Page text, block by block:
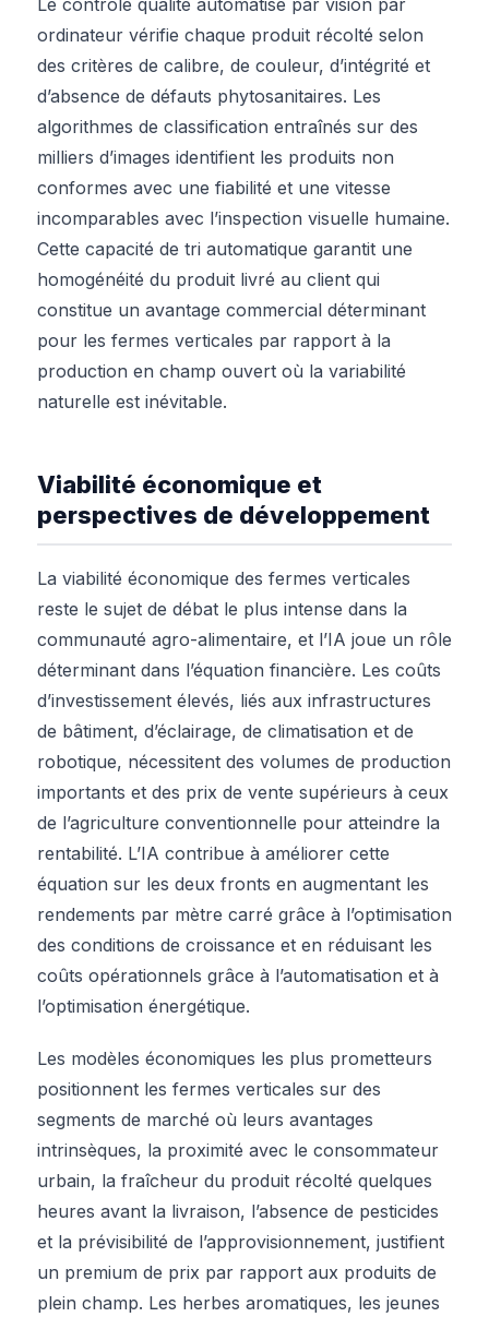
ordinateur vérifie chaque produit récolté selon
des critères de calibre, de couleur, d’intégrité et
d’absence de défauts phytosanitaires. Les
algorithmes de classification entraînés sur des
milliers d’images identifient les produits non
conformes avec une fiabilité et une vitesse
incomparables avec l’inspection visuelle humaine.
Cette capacité de tri automatique garantit une
homogénéité du produit livré au client qui
constitue un avantage commercial déterminant
pour les fermes verticales par rapport à la
production en champ ouvert où la variabilité
naturelle est inévitable.
Viabilité économique et
perspectives de développement
La viabilité économique des fermes verticales
reste le sujet de débat le plus intense dans la
communauté agro-alimentaire, et l’IA joue un rôle
déterminant dans l’équation financière. Les coûts
d’investissement élevés, liés aux infrastructures
de bâtiment, d’éclairage, de climatisation et de
robotique, nécessitent des volumes de production
importants et des prix de vente supérieurs à ceux
de l’agriculture conventionnelle pour atteindre la
rentabilité. L’IA contribue à améliorer cette
équation sur les deux fronts en augmentant les
rendements par mètre carré grâce à l’optimisation
des conditions de croissance et en réduisant les
coûts opérationnels grâce à l’automatisation et à
l’optimisation énergétique.
Les modèles économiques les plus prometteurs
positionnent les fermes verticales sur des
segments de marché où leurs avantages
intrinsèques, la proximité avec le consommateur
urbain, la fraîcheur du produit récolté quelques
heures avant la livraison, l’absence de pesticides
et la prévisibilité de l’approvisionnement, justifient
un premium de prix par rapport aux produits de
plein champ. Les herbes aromatiques, les jeunes